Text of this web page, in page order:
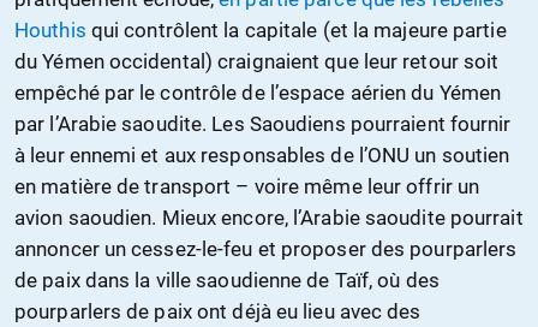
Houthis qui contrôlent la capitale (et la majeure partie
du Yémen occidental) craignaient que leur retour soit
empêché par le contrôle de l’espace aérien du Yémen
par l’Arabie saoudite. Les Saoudiens pourraient fournir
à leur ennemi et aux responsables de l’ONU un soutien
en matière de transport – voire même leur offrir un
avion saoudien. Mieux encore, l’Arabie saoudite pourrait
annoncer un cessez-le-feu et proposer des pourparlers
de paix dans la ville saoudienne de Taïf, où des
pourparlers de paix ont déjà eu lieu avec des